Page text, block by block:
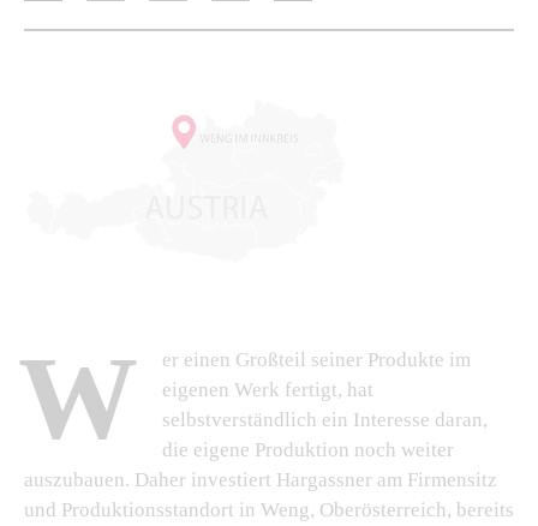
W
er einen Großteil seiner Produkte im
eigenen Werk fertigt, hat
selbstverständlich ein Interesse daran,
die eigene Produktion noch weiter
auszubauen. Daher investiert Hargassner am Firmensitz
und Produktionsstandort in Weng, Oberösterreich, bereits